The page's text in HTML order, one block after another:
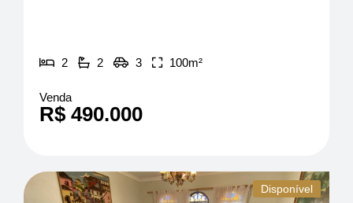
2 2 3 100m²
Venda
R$ 490.000
Disponível